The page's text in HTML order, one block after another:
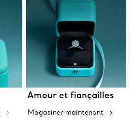
Amour et fiançailles
Magasiner maintenant